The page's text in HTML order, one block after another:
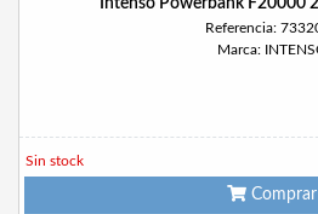
Intenso Powerbank F20000
Referencia:
Marca:
Sin stock
Comprar